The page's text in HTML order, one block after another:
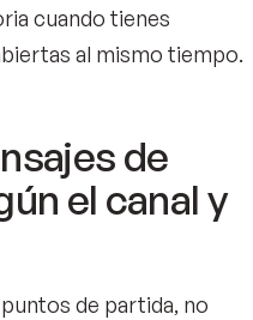
cuando tienes
al mismo tiempo.
de
el canal y
de partida, no